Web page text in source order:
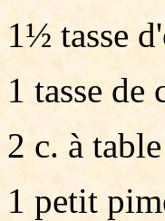
1½ tasse
1 tasse de
2 c. à
1 petit